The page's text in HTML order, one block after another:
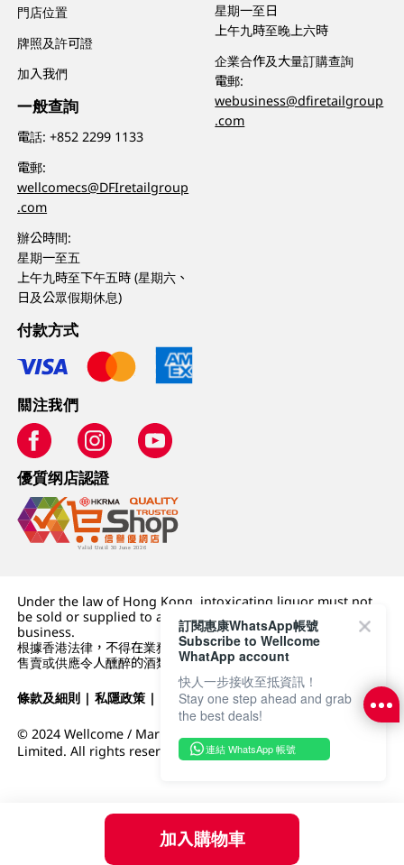
加入購物車
門店位置
牌照及許可證
加入我們
一般查詢
電話:+852 2299 1133
電郵:
wellcomecs@DFIretailgroup
.com
辦公時間:
星期一至五
上午九時至下午五時 (星期六、
日及公眾假期休息)
星期一至日
上午九時至晚上六時
企業合作及大量訂購查詢
電郵:
webusiness@dfiretailgroup
.com
付款方式
關注我們
優質纲店認證
Under the law of Hong Kong, intoxicating liquor must not
be sold or supplied to a minor (under 18) in the course of
business.
根據香港法律，不得在業務過程中，向未成年人 (18 歲以下人士)
售賣或供應令人醺醉的酒類。
條款及細則 |私隱政策 | DFI零售集團
© 2024 Wellcome / Market Place. The Dairy Farm Company
Limited. All rights reserved.
訂閱惠康WhatsApp帳號
Subscribe to Wellcome
WhatApp account
快人一步接收至抵資訊！
Stay one step ahead and grab
the best deals!
連結 WhatsApp 帳號